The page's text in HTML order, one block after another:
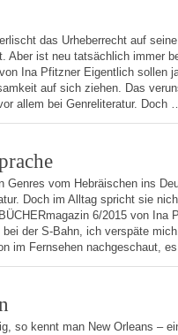
das Urheberrecht auf
Aber ist neu tatsächlich immer
Ina Pfitzner Eigentlich sollen
auf sich ziehen. Das
allem bei Genreliteratur. Doch
Genres vom Hebräischen ins
Doch im Alltag spricht sie
6/2015 von Ina
der S-Bahn, ich verspäte
im Fernsehen nachgeschaut,
so kennt man New Orleans –